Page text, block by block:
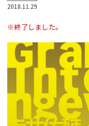
2018.11.29
※終了しました。